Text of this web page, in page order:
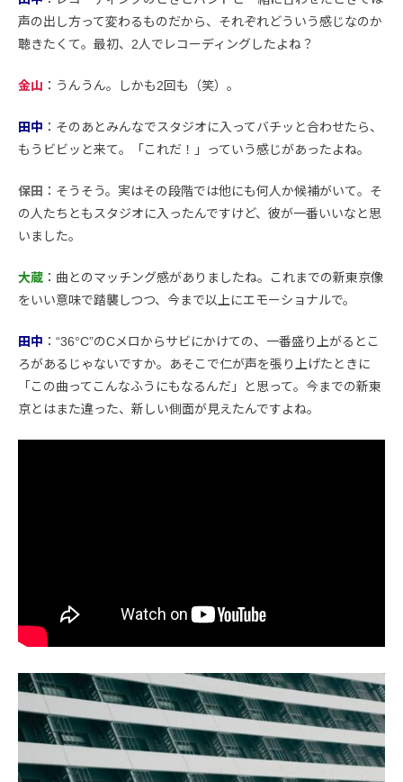
声の出し方って変わるものだから、それぞれどういう感じなのか
聴きたくて。最初、2人でレコーディングしたよね？
金山 ：うんうん。しかも2回も（笑）。
田中 ：そのあとみんなでスタジオに入ってバチッと合わせたら、
もうビビッと来て。「これだ！」っていう感じがあったよね。
保田 ：そうそう。実はその段階では他にも何人か候補がいて。そ
の人たちともスタジオに入ったんですけど、彼が一番いいなと思
いました。
大蔵 ：曲とのマッチング感がありましたね。これまでの新東京像
をいい意味で踏襲しつつ、今まで以上にエモーショナルで。
田中 ：“36°C”のCメロからサビにかけての、一番盛り上がるとこ
ろがあるじゃないですか。あそこで仁が声を張り上げたときに
「この曲ってこんなふうにもなるんだ」と思って。今までの新東
京とはまた違った、新しい側面が見えたんですよね。